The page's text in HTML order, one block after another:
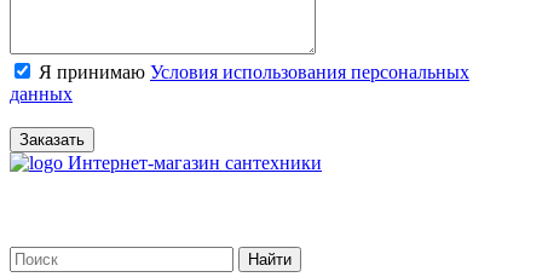
Я принимаю Условия использования персональных
данных
Заказать
Интернет-магазин сантехники